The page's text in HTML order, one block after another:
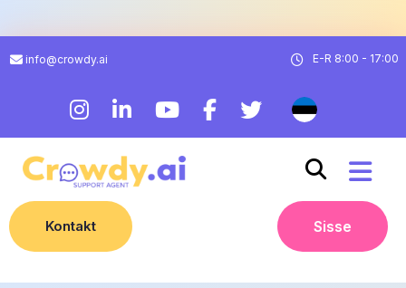
info@crowdy.ai E-R 8:00 - 17:00
Kontakt Sisse